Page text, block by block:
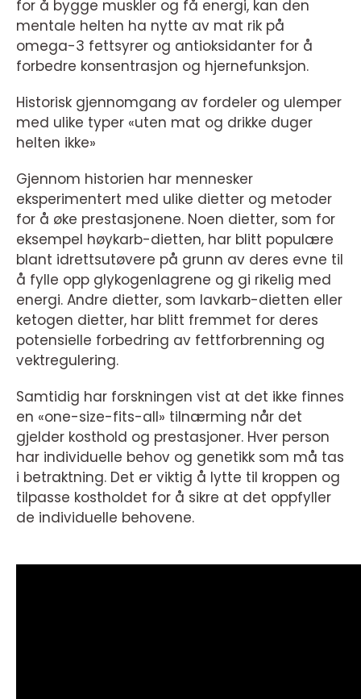
for å bygge muskler og få energi, kan den
mentale helten ha nytte av mat rik på
omega-3 fettsyrer og antioksidanter for å
forbedre konsentrasjon og hjernefunksjon.
Historisk gjennomgang av fordeler og ulemper
med ulike typer «uten mat og drikke duger
helten ikke»
Gjennom historien har mennesker
eksperimentert med ulike dietter og metoder
for å øke prestasjonene. Noen dietter, som for
eksempel høykarb-dietten, har blitt populære
blant idrettsutøvere på grunn av deres evne til
å fylle opp glykogenlagrene og gi rikelig med
energi. Andre dietter, som lavkarb-dietten eller
ketogen dietter, har blitt fremmet for deres
potensielle forbedring av fettforbrenning og
vektregulering.
Samtidig har forskningen vist at det ikke finnes
en «one-size-fits-all» tilnærming når det
gjelder kosthold og prestasjoner. Hver person
har individuelle behov og genetikk som må tas
i betraktning. Det er viktig å lytte til kroppen og
tilpasse kostholdet for å sikre at det oppfyller
de individuelle behovene.